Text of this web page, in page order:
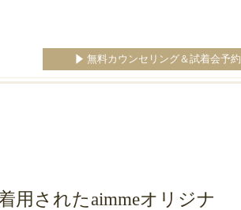
無料カウンセリング＆試着会予約
用されたaimmeオリジナ